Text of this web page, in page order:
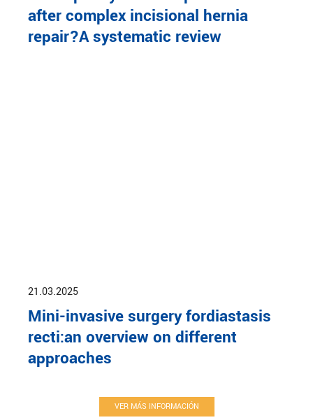
after complex incisional hernia
repair?A systematic review
21.03.2025
Mini-invasive surgery fordiastasis
recti:an overview on different
approaches
VER MÁS INFORMACIÓN